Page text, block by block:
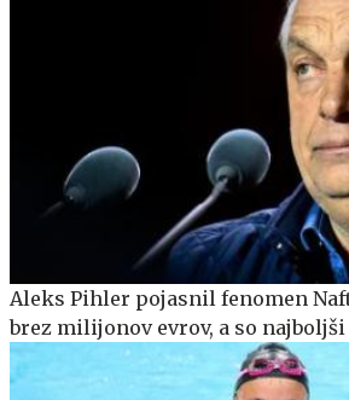
Aleks Pihler pojasnil fenomen
brez milijonov evrov, a so